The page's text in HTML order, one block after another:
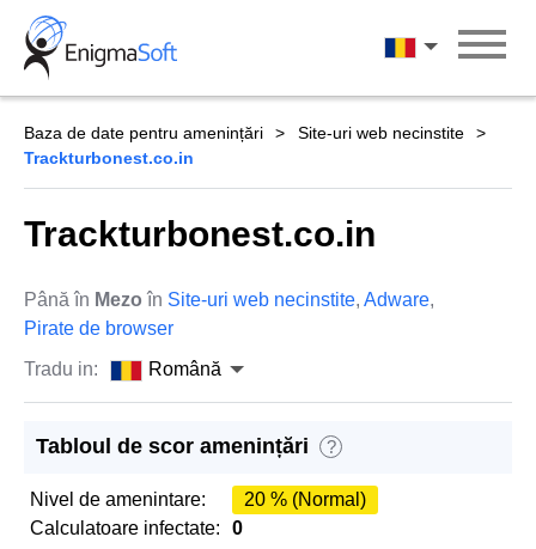
Skip
content
Română
Baza de date pentru amenințări
Site-uri web necinstite
Trackturbonest.co.in
Trackturbonest.co.in
Până în Mezo în Site-uri web necinstite, Adware,
Pirate de browser
Tradu in:
Română
Tabloul de scor amenințări ?
Nivel de amenintare:
20 % (Normal)
Calculatoare infectate:
0